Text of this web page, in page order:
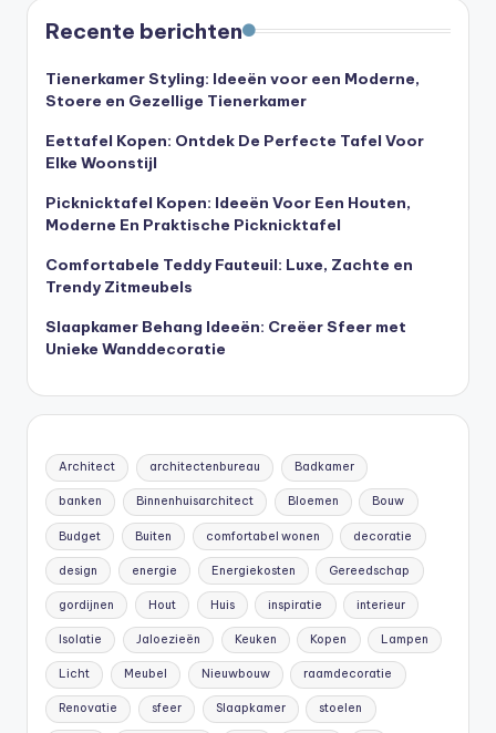
Recente berichten
Tienerkamer Styling: Ideeën voor een Moderne,
Stoere en Gezellige Tienerkamer
Eettafel Kopen: Ontdek De Perfecte Tafel Voor
Elke Woonstijl
Picknicktafel Kopen: Ideeën Voor Een Houten,
Moderne En Praktische Picknicktafel
Comfortabele Teddy Fauteuil: Luxe, Zachte en
Trendy Zitmeubels
Slaapkamer Behang Ideeën: Creëer Sfeer met
Unieke Wanddecoratie
Architect architectenbureau Badkamer
banken Binnenhuisarchitect Bloemen Bouw
Budget Buiten comfortabel wonen decoratie
design energie Energiekosten Gereedschap
gordijnen Hout Huis inspiratie interieur
Isolatie Jaloezieën Keuken Kopen Lampen
Licht Meubel Nieuwbouw raamdecoratie
Renovatie sfeer Slaapkamer stoelen